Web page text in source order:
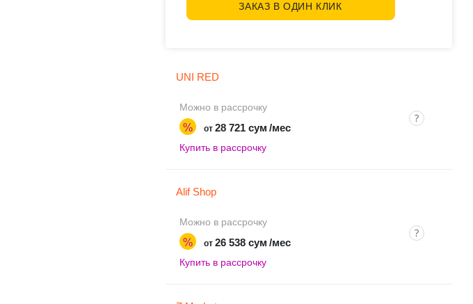
ЗАКАЗ В ОДИН КЛИК
UNI RED
Можно в рассрочку
% от 28 721 сум /мес
Купить в рассрочку
Alif Shop
Можно в рассрочку
% от 26 538 сум /мес
Купить в рассрочку